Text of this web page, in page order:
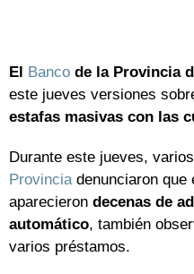
El Banco de la Provincia
este jueves versiones
estafas masivas con las
Durante este jueves,
Provinciadenunciaron que
aparecieron decenas de
automático, también
varios préstamos.